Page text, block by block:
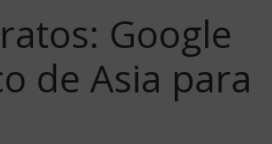
Google
de Asia para